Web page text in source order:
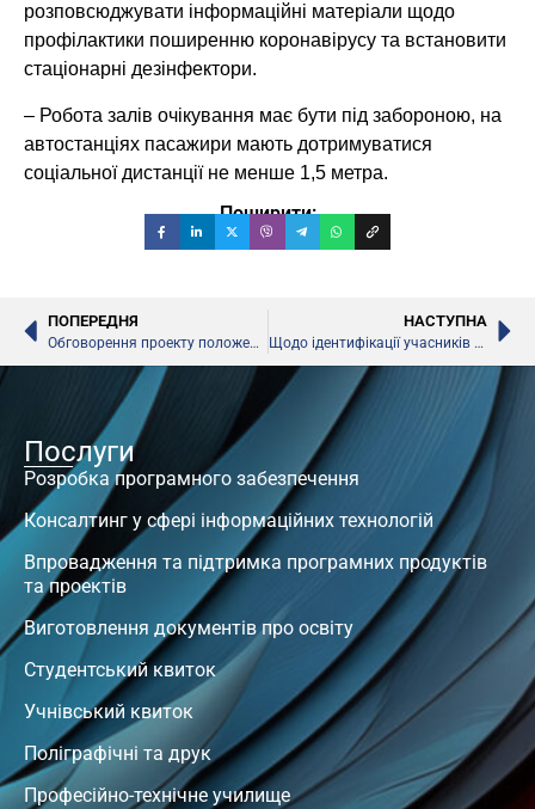
розповсюджувати інформаційні матеріали щодо
профілактики поширенню коронавірусу та встановити
стаціонарні дезінфектори.
– Робота залів очікування має бути під забороною, на
автостанціях пасажири мають дотримуватися
соціальної дистанції не менше 1,5 метра.
Поширити:
ПОПЕРЕДНЯ
Обговорення проекту положення про центр професійного розвитку педагогічних працівників, – МОН
НАСТУПНА
Щодо ідентифікації учасників ЗНО
Послуги
Розробка програмного забезпечення
Консалтинг у сфері інформаційних технологій
Впровадження та підтримка програмних продуктів
та проектів
Виготовлення документів про освіту
Студентський квиток
Учнівський квиток
Поліграфічні та друк
Професійно-технічне училище